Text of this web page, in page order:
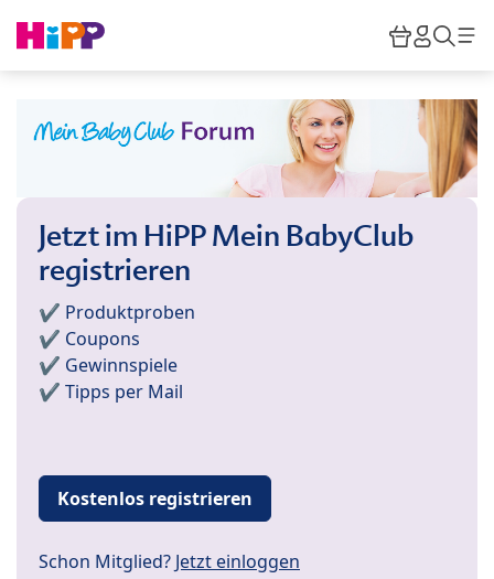
HiPP
Jetzt im HiPP Mein BabyClub
registrieren
✔️ Produktproben
✔️ Coupons
✔️ Gewinnspiele
✔️ Tipps per Mail
Kostenlos registrieren
Schon Mitglied? Jetzt einloggen